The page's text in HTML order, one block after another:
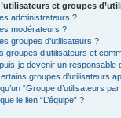
et groupes
administrateurs ?
modérateurs ?
groupes d’utilisateurs ?
groupes d’utilisateurs et
je devenir un responsable
groupes d’utilisateurs
“Groupe d’utilisateurs
le lien “L’équipe” ?